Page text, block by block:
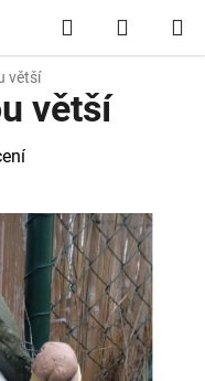
Hledat
KOŠÍK
větší
větší